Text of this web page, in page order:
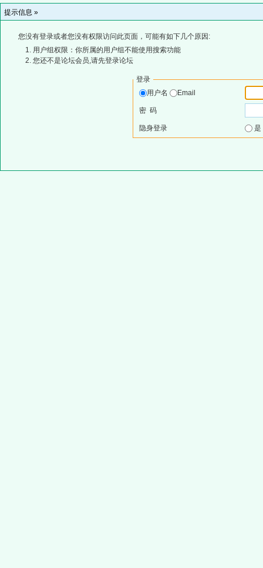
提示信息 »
您没有登录或者您没有权限访问此页面，可能有如下几个原因:
用户组权限：你所属的用户组不能使用搜索功能
您还不是论坛会员,请先登录论坛
登录
用户名
Email
密 码
隐身登录